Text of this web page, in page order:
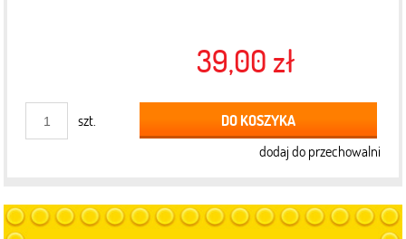
39,00 zł
szt.
DO KOSZYKA
dodaj do przechowalni